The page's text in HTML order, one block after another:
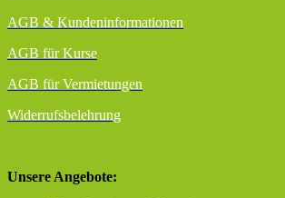
AGB & Kundeninformationen
AGB für Kurse
AGB für Vermietungen
Widerrufsbelehrung
Unsere Angebote: